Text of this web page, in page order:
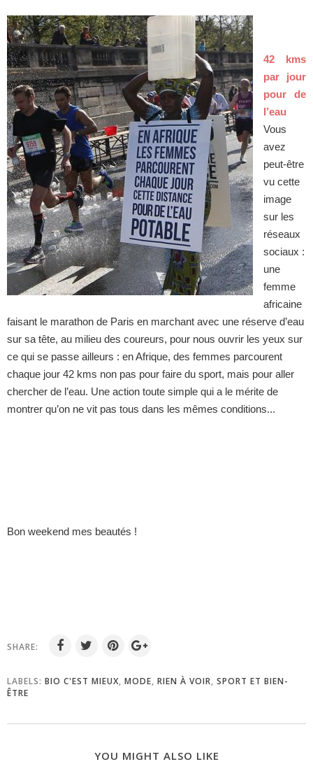
42 kms
par jour
pour de
l’eau
Vous
avez
peut-être
vu cette
image
sur les
réseaux
sociaux :
une
femme
africaine
faisant le marathon de Paris en marchant avec une réserve d’eau
sur sa tête, au milieu des coureurs, pour nous ouvrir les yeux sur
ce qui se passe ailleurs : en Afrique, des femmes parcourent
chaque jour 42 kms non pas pour faire du sport, mais pour aller
chercher de l’eau. Une action toute simple qui a le mérite de
montrer qu’on ne vit pas tous dans les mêmes conditions...
Bon weekend mes beautés !
SHARE:
LABELS: BIO C'EST MIEUX, MODE, RIEN À VOIR, SPORT ET BIEN-
ÊTRE
YOU MIGHT ALSO LIKE